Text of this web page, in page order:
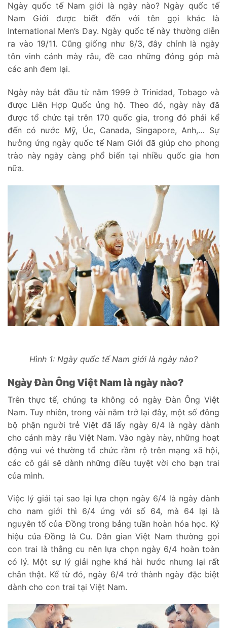
Ngày quốc tế Nam giới là ngày nào? Ngày quốc tế
Nam Giới được biết đến với tên gọi khác là
International Men’s Day. Ngày quốc tế này thường diễn
ra vào 19/11. Cũng giống như 8/3, đây chính là ngày
tôn vinh cánh mày râu, đề cao những đóng góp mà
các anh đem lại.
Ngày này bắt đầu từ năm 1999 ở Trinidad, Tobago và
được Liên Hợp Quốc ủng hộ. Theo đó, ngày này đã
được tổ chức tại trên 170 quốc gia, trong đó phải kể
đến có nước Mỹ, Úc, Canada, Singapore, Anh,… Sự
hưởng ứng ngày quốc tế Nam Giới đã giúp cho phong
trào này ngày càng phổ biến tại nhiều quốc gia hơn
nữa.
Hình 1: Ngày quốc tế Nam giới là ngày nào?
Ngày Đàn Ông Việt Nam là ngày nào?
Trên thực tế, chúng ta không có ngày Đàn Ông Việt
Nam. Tuy nhiên, trong vài năm trở lại đây, một số đông
bộ phận người trẻ Việt đã lấy ngày 6/4 là ngày dành
cho cánh mày râu Việt Nam. Vào ngày này, những hoạt
động vui vẻ thường tổ chức rầm rộ trên mạng xã hội,
các cô gái sẽ dành những điều tuyệt vời cho bạn trai
của mình.
Việc lý giải tại sao lại lựa chọn ngày 6/4 là ngày dành
cho nam giới thì 6/4 ứng với số 64, mà 64 lại là
nguyên tố của Đồng trong bảng tuần hoàn hóa học. Ký
hiệu của Đồng là Cu. Dân gian Việt Nam thường gọi
con trai là thằng cu nên lựa chọn ngày 6/4 hoàn toàn
có lý. Một sự lý giải nghe khá hài hước nhưng lại rất
chân thật. Kể từ đó, ngày 6/4 trở thành ngày đặc biệt
dành cho con trai tại Việt Nam.